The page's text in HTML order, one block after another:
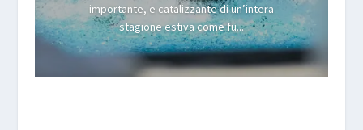
importante, e catalizzante di un’intera
stagione estiva come fu...